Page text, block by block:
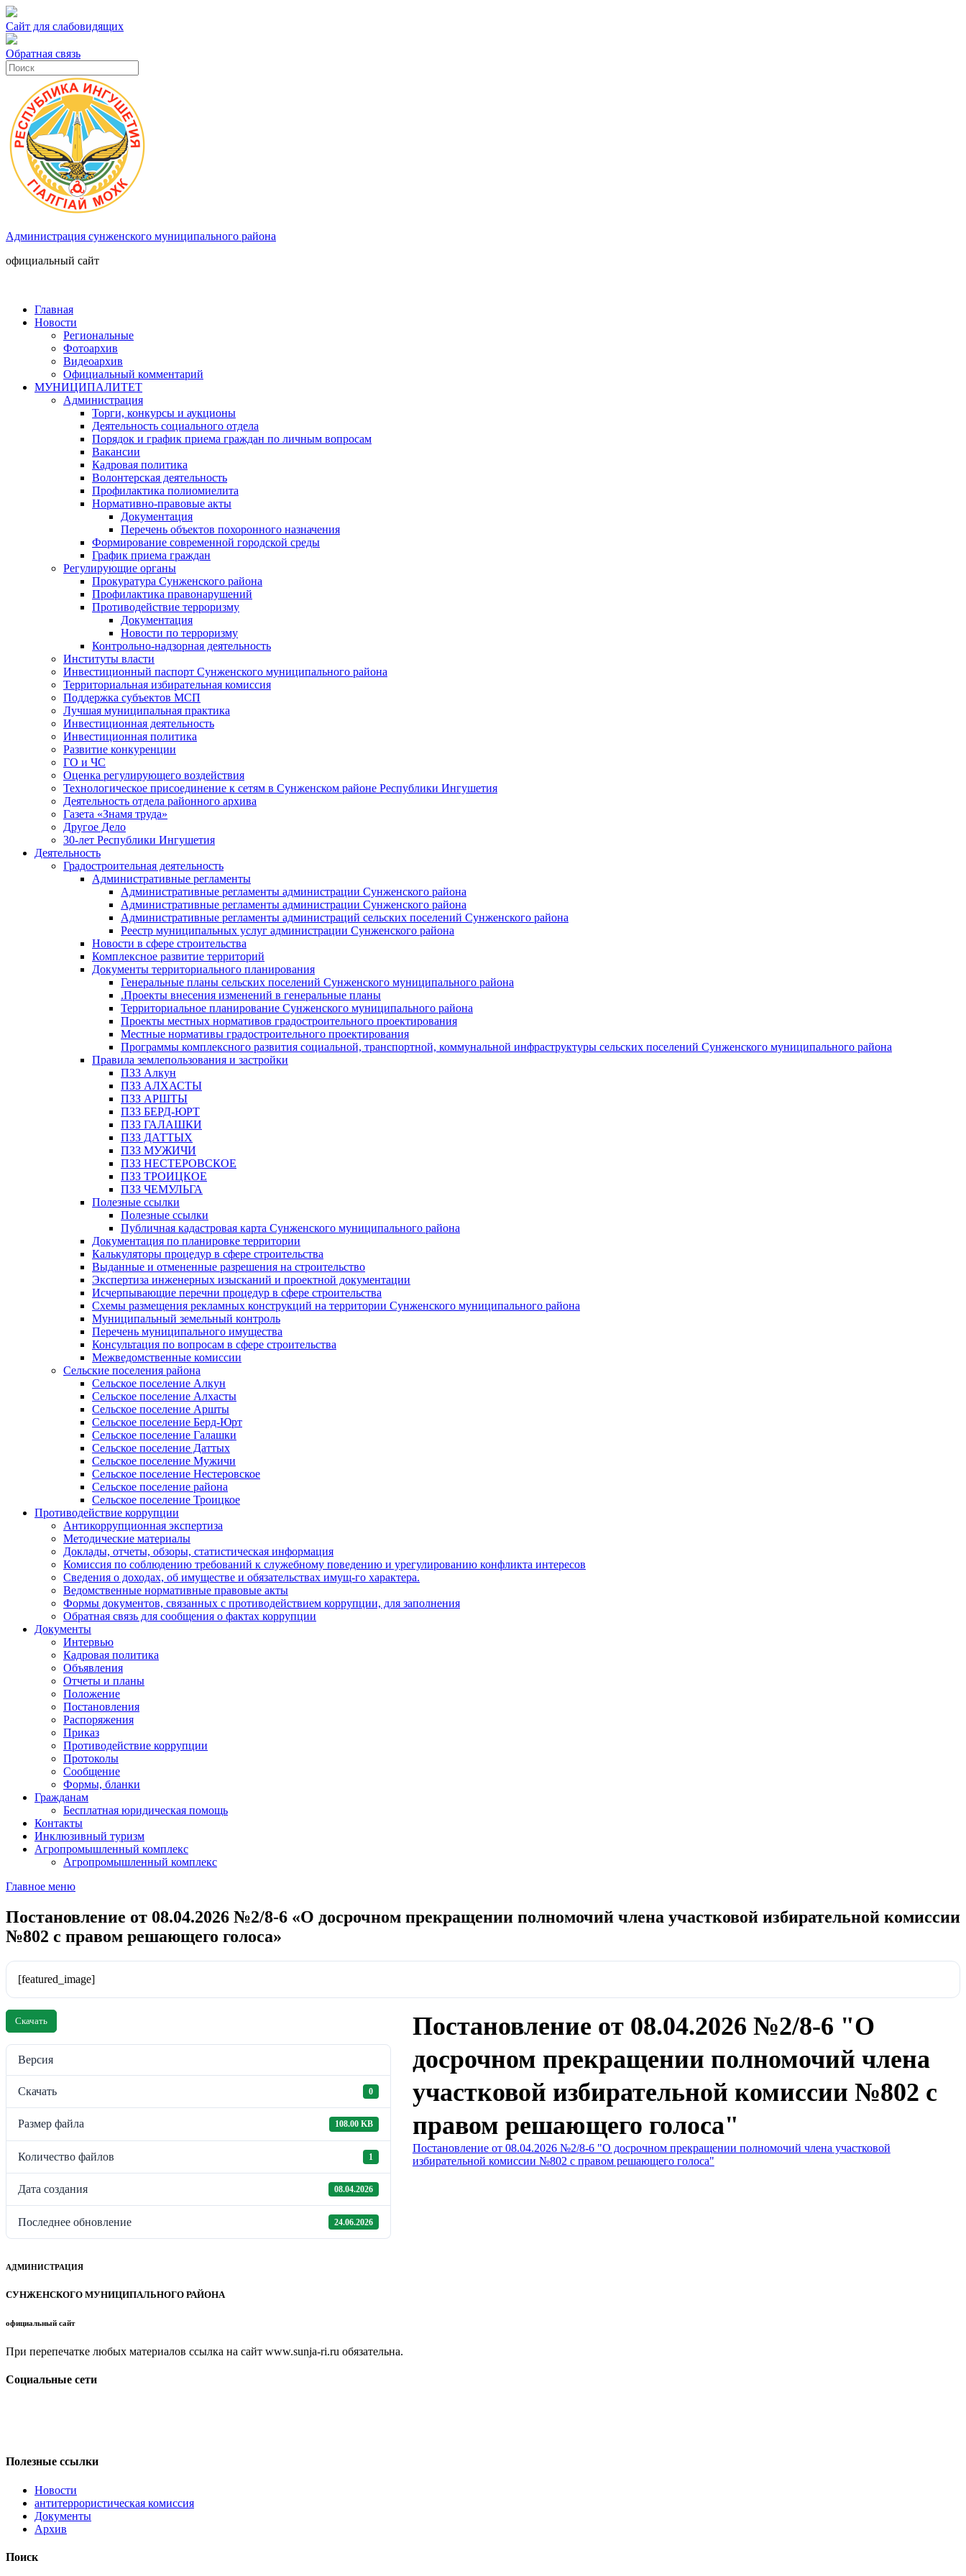
Сайт для слабовидящих
Обратная связь
Администрация сунженского муниципального района
официальный сайт
Главная
Новости
Региональные
Фотоархив
Видеоархив
Официальный комментарий
МУНИЦИПАЛИТЕТ
Администрация
Торги, конкурсы и аукционы
Деятельность социального отдела
Порядок и график приема граждан по личным вопросам
Вакансии
Кадровая политика
Волонтерская деятельность
Профилактика полиомиелита
Нормативно-правовые акты
Документация
Перечень объектов похоронного назначения
Формирование современной городской среды
График приема граждан
Регулирующие органы
Прокуратура Сунженского района
Профилактика правонарушений
Противодействие терроризму
Документация
Новости по терроризму
Контрольно-надзорная деятельность
Институты власти
Инвестиционный паспорт Сунженского муниципального района
Территориальная избирательная комиссия
Поддержка субъектов МСП
Лучшая муниципальная практика
Инвестиционная деятельность
Инвестиционная политика
Развитие конкуренции
ГО и ЧС
Оценка регулирующего воздействия
Технологическое присоединение к сетям в Сунженском районе Республики Ингушетия
Деятельность отдела районного архива
Газета «Знамя труда»
Другое Дело
30-лет Республики Ингушетия
Деятельность
Градостроительная деятельность
Административные регламенты
Административные регламенты администрации Сунженского района
Административные регламенты администрации Сунженского района
Административные регламенты администраций сельских поселений Сунженского района
Реестр муниципальных услуг администрации Сунженского района
Новости в сфере строительства
Комплексное развитие территорий
Документы территориального планирования
Генеральные планы сельских поселений Сунженского муниципального района
.Проекты внесения изменений в генеральные планы
Территориальное планирование Сунженского муниципального района
Проекты местных нормативов градостроительного проектирования
Местные нормативы градостроительного проектирования
Программы комплексного развития социальной, транспортной, коммунальной инфраструктуры сельских поселений Сунженского муниципального района
Правила землепользования и застройки
ПЗЗ Алкун
ПЗЗ АЛХАСТЫ
ПЗЗ АРШТЫ
ПЗЗ БЕРД-ЮРТ
ПЗЗ ГАЛАШКИ
ПЗЗ ДАТТЫХ
ПЗЗ МУЖИЧИ
ПЗЗ НЕСТЕРОВСКОЕ
ПЗЗ ТРОИЦКОЕ
ПЗЗ ЧЕМУЛЬГА
Полезные ссылки
Полезные ссылки
Публичная кадастровая карта Сунженского муниципального района
Документация по планировке территории
Калькуляторы процедур в сфере строительства
Выданные и отмененные разрешения на строительство
Экспертиза инженерных изысканий и проектной документации
Исчерпывающие перечни процедур в сфере строительства
Схемы размещения рекламных конструкций на территории Сунженского муниципального района
Муниципальный земельный контроль
Перечень муниципального имущества
Консультация по вопросам в сфере строительства
Межведомственные комиссии
Сельские поселения района
Сельское поселение Алкун
Сельское поселение Алхасты
Сельское поселение Аршты
Сельское поселение Берд-Юрт
Сельское поселение Галашки
Сельское поселение Даттых
Сельское поселение Мужичи
Сельское поселение Нестеровское
Сельское поселение района
Сельское поселение Троицкое
Противодействие коррупции
Антикоррупционная экспертиза
Методические материалы
Доклады, отчеты, обзоры, статистическая информация
Комиссия по соблюдению требований к служебному поведению и урегулированию конфликта интересов
Сведения о доходах, об имуществе и обязательствах имущ-го характера.
Ведомственные нормативные правовые акты
Формы документов, связанных с противодействием коррупции, для заполнения
Обратная связь для сообщения о фактах коррупции
Документы
Интервью
Кадровая политика
Объявления
Отчеты и планы
Положение
Постановления
Распоряжения
Приказ
Противодействие коррупции
Протоколы
Сообщение
Формы, бланки
Гражданам
Бесплатная юридическая помощь
Контакты
Инклюзивный туризм
Агропромышленный комплекс
Агропромышленный комплекс
Главное меню
Постановление от 08.04.2026 №2/8-6 «О досрочном прекращении полномочий члена участковой избирательной комиссии
№802 с правом решающего голоса»
[featured_image]
Скачать
Версия
Скачать 0
Размер файла 108.00 KB
Количество файлов 1
Дата создания 08.04.2026
Последнее обновление 24.06.2026
Постановление от 08.04.2026 №2/8-6 "О
досрочном прекращении полномочий члена
участковой избирательной комиссии №802 с
правом решающего голоса"
Постановление от 08.04.2026 №2/8-6 "О досрочном прекращении полномочий члена участковой
избирательной комиссии №802 с правом решающего голоса"
АДМИНИСТРАЦИЯ
СУНЖЕНСКОГО МУНИЦИПАЛЬНОГО РАЙОНА
официальный сайт
При перепечатке любых материалов ссылка на сайт www.sunja-ri.ru обязательна.
Социальные сети
Полезные ссылки
Новости
антитеррористическая комиссия
Документы
Архив
Поиск